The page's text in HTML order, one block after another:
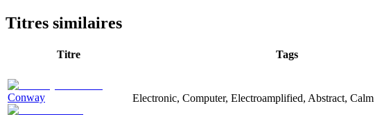
Titres similaires
Titre Tags
Conway Electronic, Computer, Electroamplified, Abstract, Calm